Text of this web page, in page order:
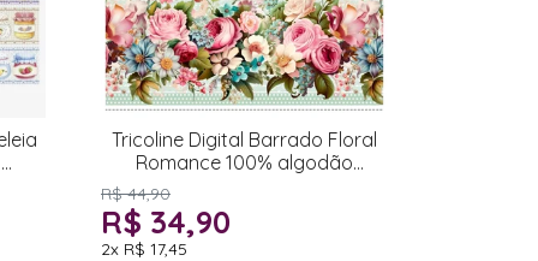
Tricoline Digital Barrado Floral
Romance 100% algodão
R$ 44,90
R$ 34,90
2x R$ 17,45